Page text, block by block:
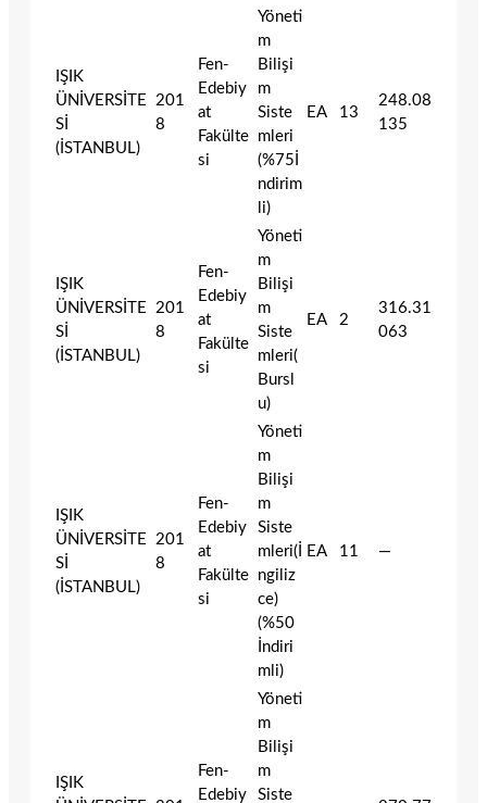
IŞIK
ÜNİVERSİTE
Sİ
(İSTANBUL)
201
8
Fen-
Edebiy
at
Fakülte
si
Yöneti
m
Bilişi
m
Siste
mleri
(%75İ
ndirim
li)
EA 13
248.08
135
IŞIK
ÜNİVERSİTE
Sİ
(İSTANBUL)
201
8
Fen-
Edebiy
at
Fakülte
si
Yöneti
m
Bilişi
m
Siste
mleri(
Bursl
u)
EA 2
316.31
063
IŞIK
ÜNİVERSİTE
Sİ
(İSTANBUL)
201
8
Fen-
Edebiy
at
Fakülte
si
Yöneti
m
Bilişi
m
Siste
mleri(İ
ngiliz
ce)
(%50
İndiri
mli)
EA 11 —
IŞIK
Fen-
Edebiy
Yöneti
m
Bilişi
m
Siste